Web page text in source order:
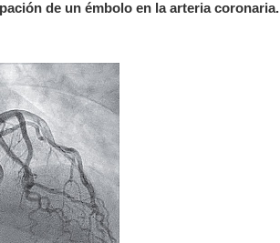
de un émbolo en la arteria coronaria.